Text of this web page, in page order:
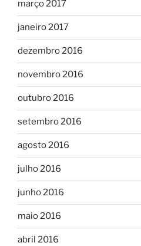
março 2017
janeiro 2017
dezembro 2016
novembro 2016
outubro 2016
setembro 2016
agosto 2016
julho 2016
junho 2016
maio 2016
abril 2016